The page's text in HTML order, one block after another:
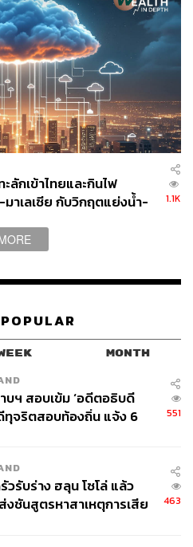
ลักเข้าไทยและกินไฟ
าเลเซีย กับวิกฤตแย่งน้ำ-
1.1K
MONTH
บฯ สอบเข้ม ‘อดีตอธิบดี
ทุจริตสอบท้องถิ่น แจ้ง 6
551
วรับร่าง ฮลุน โซโล่ แล้ว
งชันสูตรหาสาเหตุการเสีย
463